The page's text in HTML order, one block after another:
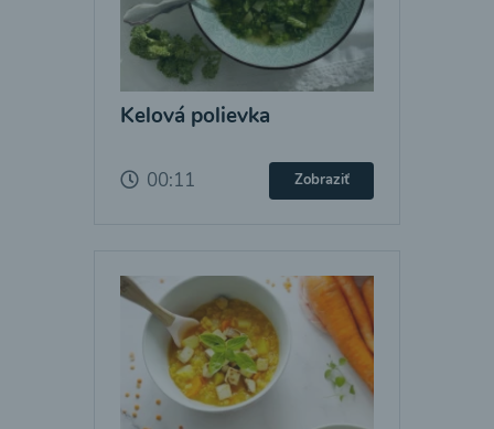
Kelová polievka
00:11 Zobraziť